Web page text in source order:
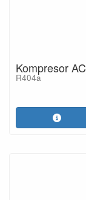
Kompresor
R404a